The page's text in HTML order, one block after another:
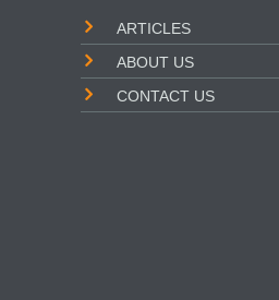
ARTICLES
ABOUT US
CONTACT US